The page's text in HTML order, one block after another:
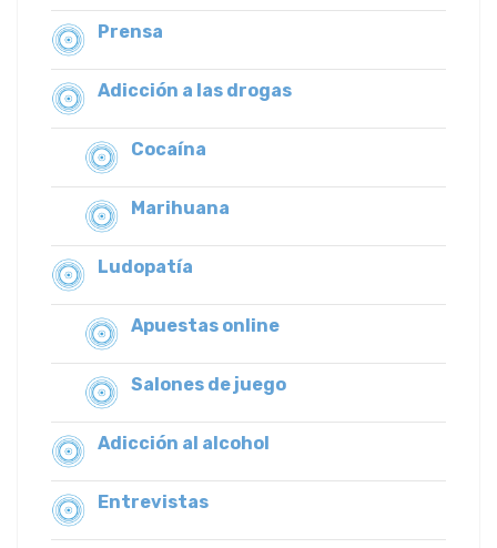
Prensa
Adicción a las drogas
Cocaína
Marihuana
Ludopatía
Apuestas online
Salones de juego
Adicción al alcohol
Entrevistas